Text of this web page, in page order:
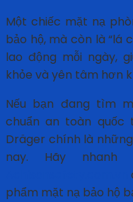
Một chiếc mặt nạ
bảo hộ, mà còn là “lá
lao động mỗi ngày,
khỏe và yên tâm hơn
Nếu bạn đang tìm
chuẩn an toàn quốc
Dräger chính là
nay. Hãy
phẩm mặt nạ bảo hộ